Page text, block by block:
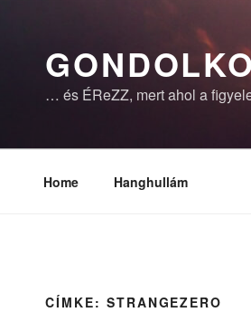
… és ÉReZZ, mert ahol a
Home Hanghullám
CÍMKE: STRANGEZERO